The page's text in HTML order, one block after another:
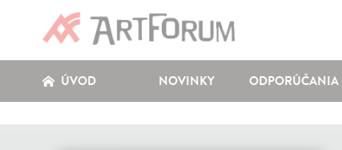
ÚVOD NOVINKY ODPORÚČANIA